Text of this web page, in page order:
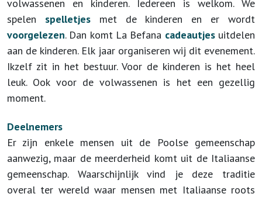
volwassenen en kinderen. Iedereen is welkom. We
spelen spelletjes met de kinderen en er wordt
voorgelezen. Dan komt La Befana cadeautjes uitdelen
aan de kinderen. Elk jaar organiseren wij dit evenement.
Ikzelf zit in het bestuur. Voor de kinderen is het heel
leuk. Ook voor de volwassenen is het een gezellig
moment.
Deelnemers
Er zijn enkele mensen uit de Poolse gemeenschap
aanwezig, maar de meerderheid komt uit de Italiaanse
gemeenschap. Waarschijnlijk vind je deze traditie
overal ter wereld waar mensen met Italiaanse roots